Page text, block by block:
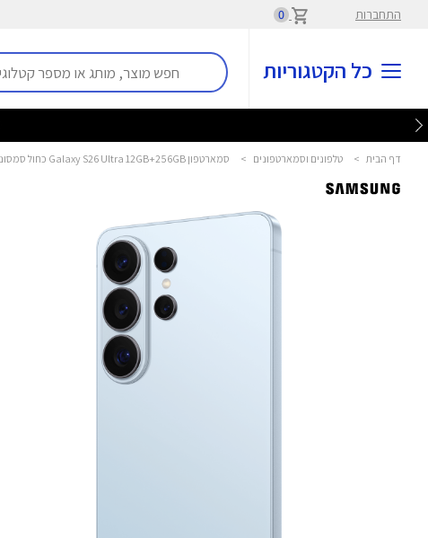
התחברות 0
כל הקטגוריות
דף הבית > טלפונים וסמארטפונים > סמארטפון Galaxy S26 Ultra 12GB+256GB כחול סמסונג - Samsung